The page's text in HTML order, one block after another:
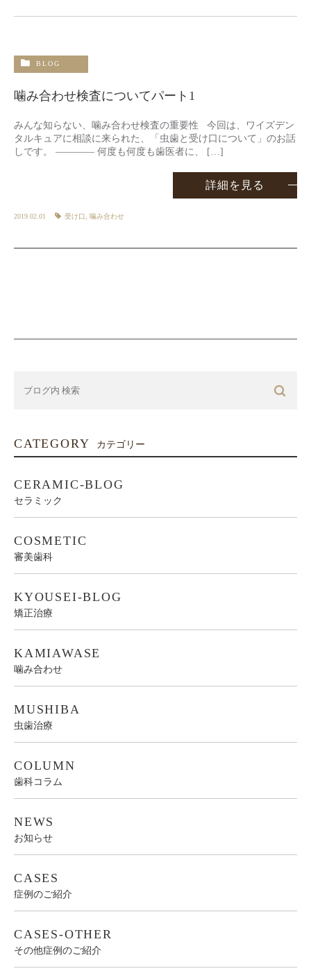
BLOG
噛み合わせ検査についてパート1
みんな知らない、噛み合わせ検査の重要性 今回は、ワイズデン
タルキュアに相談に来られた、「虫歯と受け口について」のお話
しです。 ———— 何度も何度も歯医者に、 […]
詳細を見る
2019.02.01 受け口 噛み合わせ
CATEGORY カテゴリー
CERAMIC-BLOG
セラミック
COSMETIC
審美歯科
KYOUSEI-BLOG
矯正治療
KAMIAWASE
噛み合わせ
MUSHIBA
虫歯治療
COLUMN
歯科コラム
NEWS
お知らせ
CASES
症例のご紹介
CASES-OTHER
その他症例のご紹介